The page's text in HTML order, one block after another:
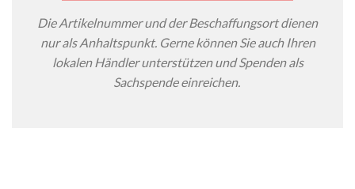
Die Artikelnummer und der Beschaffungsort dienen
nur als Anhaltspunkt. Gerne können Sie auch Ihren
lokalen Händler unterstützen und Spenden als
Sachspende einreichen.